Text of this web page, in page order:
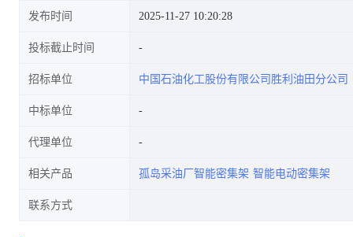
发布时间 2025-11-27 10:20:28
投标截止时间
招标单位 中国石油化工股份有限公司胜利油田分公司
中标单位
代理单位
相关产品 孤岛采油厂智能密集架 智能电动密集架
联系方式